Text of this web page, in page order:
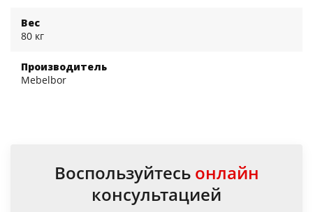
Вес
80 кг
Производитель
Mebelbor
Воспользуйтесь онлайн
консультацией